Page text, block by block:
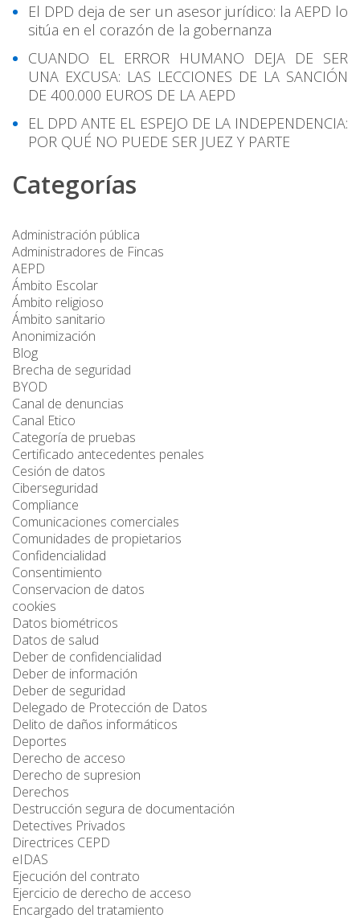
El DPD deja de ser un asesor jurídico: la AEPD lo
sitúa en el corazón de la gobernanza
CUANDO EL ERROR HUMANO DEJA DE SER
UNA EXCUSA: LAS LECCIONES DE LA SANCIÓN
DE 400.000 EUROS DE LA AEPD
EL DPD ANTE EL ESPEJO DE LA INDEPENDENCIA:
POR QUÉ NO PUEDE SER JUEZ Y PARTE
Categorías
Administración pública
Administradores de Fincas
AEPD
Ámbito Escolar
Ámbito religioso
Ámbito sanitario
Anonimización
Blog
Brecha de seguridad
BYOD
Canal de denuncias
Canal Etico
Categoría de pruebas
Certificado antecedentes penales
Cesión de datos
Ciberseguridad
Compliance
Comunicaciones comerciales
Comunidades de propietarios
Confidencialidad
Consentimiento
Conservacion de datos
cookies
Datos biométricos
Datos de salud
Deber de confidencialidad
Deber de información
Deber de seguridad
Delegado de Protección de Datos
Delito de daños informáticos
Deportes
Derecho de acceso
Derecho de supresion
Derechos
Destrucción segura de documentación
Detectives Privados
Directrices CEPD
eIDAS
Ejecución del contrato
Ejercicio de derecho de acceso
Encargado del tratamiento